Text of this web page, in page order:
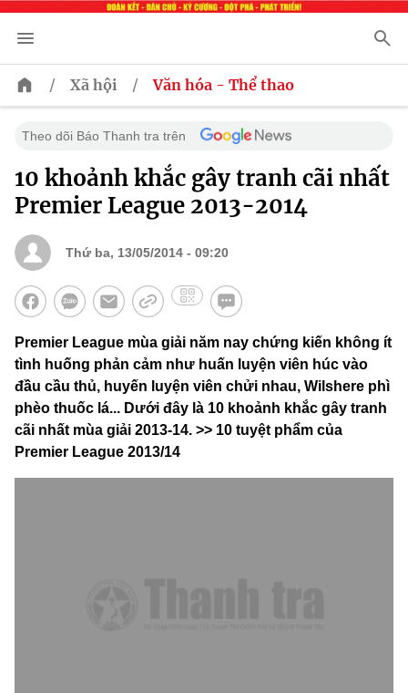
/ Xã hội / Văn hóa - Thể thao
Theo dõi Báo Thanh tra trên
10 khoảnh khắc gây tranh cãi nhất
Premier League 2013-2014
Thứ ba, 13/05/2014 - 09:20
Premier League mùa giải năm nay chứng kiến không ít
tình huống phản cảm như huấn luyện viên húc vào
đầu cầu thủ, huyến luyện viên chửi nhau, Wilshere phì
phèo thuốc lá... Dưới đây là 10 khoảnh khắc gây tranh
cãi nhất mùa giải 2013-14. >> 10 tuyệt phẩm của
Premier League 2013/14